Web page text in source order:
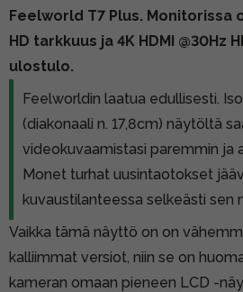
Feelworld T7 Plus. Monitorissa
HD tarkkuus ja 4K HDMI @30Hz
ulostulo.
Feelworldin laatua edullisesti.
(diakonaali n. 17,8cm) näytöltä
videokuvaamistasi paremmin ja
Monet turhat uusintaotokset
kuvaustilanteessa selkeästi sen
Vaikka tämä näyttö on on
kalliimmat versiot, niin se on
kameran omaan pieneen LCD -